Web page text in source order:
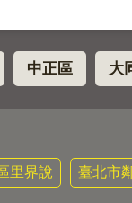
中正區 大
里界說 臺北市